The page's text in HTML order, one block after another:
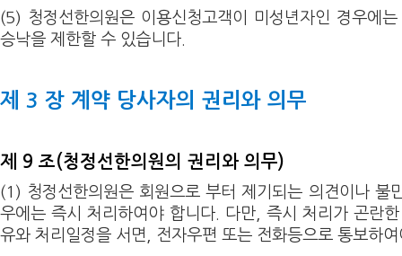
(5) 청정선한의원은 이용신청고객이 미성년자인 경우에
승낙을 제한할 수 있습니다.
제 3 장 계약 당사자의 권리와 의무
제 9 조(청정선한의원의 권리와 의무)
(1) 청정선한의원은 회원으로 부터 제기되는 의견이나 불
우에는 즉시 처리하여야 합니다. 다만, 즉시 처리가 곤란
유와 처리일정을 서면, 전자우편 또는 전화등으로 통보하